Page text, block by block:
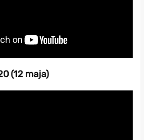
(12 maja)